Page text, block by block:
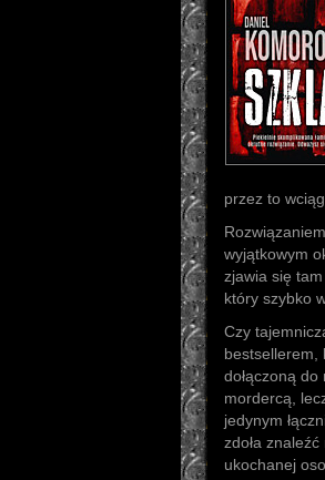
przez to
wyjątkowym
zjawia się
który szybko
Czy
bestsellerem,
dołączoną
mordercą,
jedynym
zdoła
ukochanej